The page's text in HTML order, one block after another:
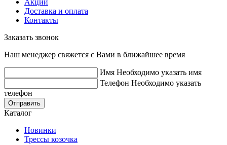
Акции
Доставка и оплата
Контакты
Заказать звонок
Наш менеджер свяжется с Вами в ближайшее время
Имя Необходимо указать имя
Телефон Необходимо указать
телефон
Отправить
Каталог
Новинки
Трессы козочка